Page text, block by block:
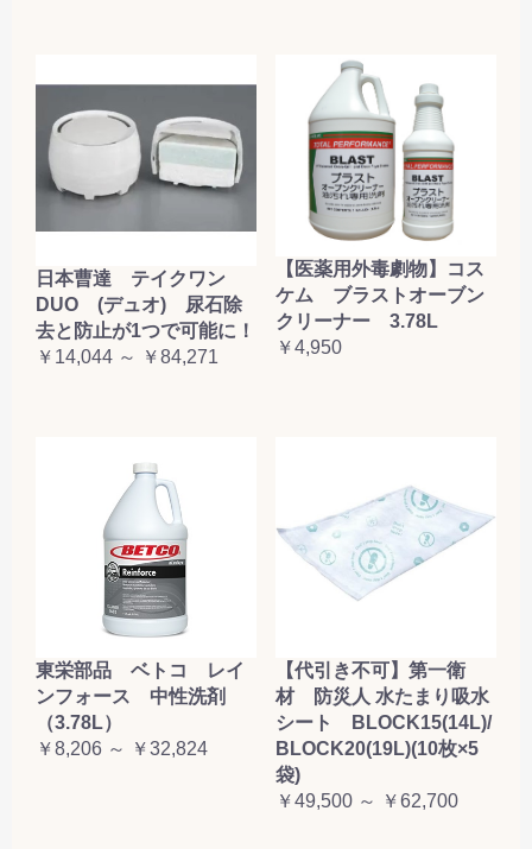
日本曹達 テイクワン
DUO (デュオ) 尿石除
去と防止が1つで可能に！
￥14,044 ～ ￥84,271
【医薬用外毒劇物】コス
ケム ブラストオーブン
クリーナー 3.78L
￥4,950
東栄部品 ベトコ レイ
ンフォース 中性洗剤
（3.78L）
￥8,206 ～ ￥32,824
【代引き不可】第一衛
材 防災人 水たまり吸水
シート BLOCK15(14L)/
BLOCK20(19L)(10枚×5
袋)
￥49,500 ～ ￥62,700